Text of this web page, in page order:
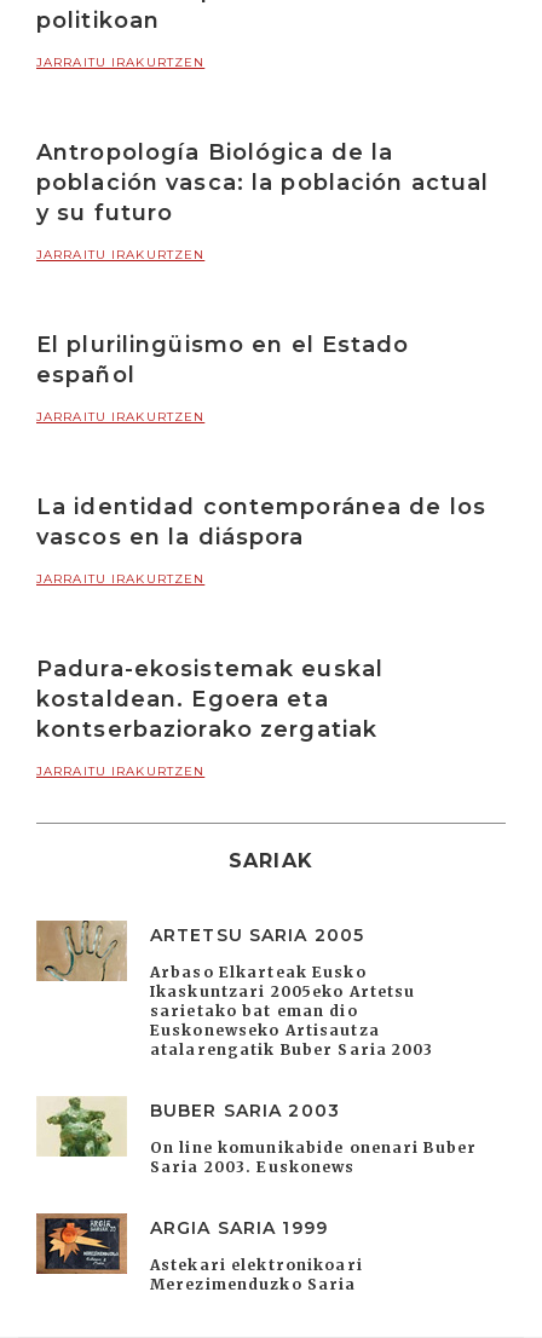
politikoan
JARRAITU IRAKURTZEN
Antropología Biológica de la
población vasca: la población actual
y su futuro
JARRAITU IRAKURTZEN
El plurilingüismo en el Estado
español
JARRAITU IRAKURTZEN
La identidad contemporánea de los
vascos en la diáspora
JARRAITU IRAKURTZEN
Padura-ekosistemak euskal
kostaldean. Egoera eta
kontserbaziorako zergatiak
JARRAITU IRAKURTZEN
SARIAK
ARTETSU SARIA 2005
Arbaso Elkarteak Eusko
Ikaskuntzari 2005eko Artetsu
sarietako bat eman dio
Euskonewseko Artisautza
atalarengatik Buber Saria 2003
BUBER SARIA 2003
On line komunikabide onenari Buber
Saria 2003. Euskonews
ARGIA SARIA 1999
Astekari elektronikoari
Merezimenduzko Saria